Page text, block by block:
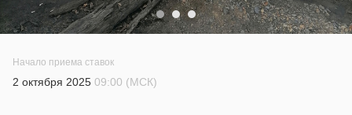
Начало приема ставок
2 октября 2025 09:00 (МСК)